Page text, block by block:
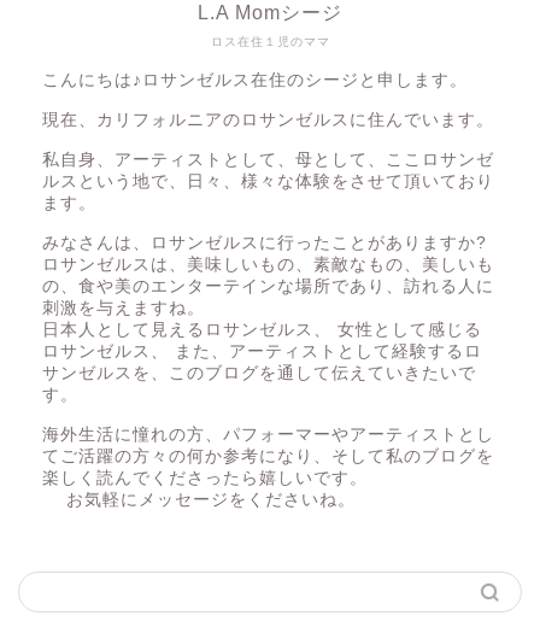
ロス在住１児のママ
L.A Momシージ
こんにちは♪ロサンゼルス在住のシージと申します。
現在、カリフォルニアのロサンゼルスに住んでいます。
私自身、アーティストとして、母として、ここロサンゼ
ルスという地で、日々、様々な体験をさせて頂いており
ます。
みなさんは、ロサンゼルスに行ったことがありますか?
ロサンゼルスは、美味しいもの、素敵なもの、美しいも
の、食や美のエンターテインな場所であり、訪れる人に
刺激を与えますね。
日本人として見えるロサンゼルス、 女性として感じる
ロサンゼルス、 また、アーティストとして経験するロ
サンゼルスを、このブログを通して伝えていきたいで
す。
海外生活に憧れの方、パフォーマーやアーティストとし
てご活躍の方々の何か参考になり、そして私のブログを
楽しく読んでくださったら嬉しいです。
お気軽にメッセージをくださいね。